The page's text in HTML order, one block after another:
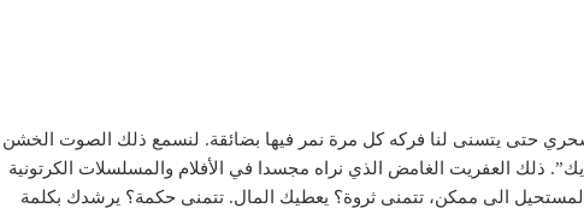
حتى يتسنى لنا فركه كل مرة نمر فيها بضائقة. لنسمع ذلك الصوت الخشن
ذلك العفريت الغامض الذي نراه مجسدا في الأفلام والمسلسلات الكرتونية
الى ممكن، تتمنى ثروة؟ يعطيك المال. تتمنى حكمة؟ يرشدك بكلمة